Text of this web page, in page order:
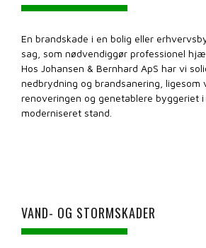
En brandskade i en bolig eller
sag, som nødvendiggør professionel
Hos Johansen & Bernhard ApS har vi
nedbrydning og brandsanering, ligesom
renoveringen og genetablere byggeriet
moderniseret stand.
VAND- OG STORMSKADER